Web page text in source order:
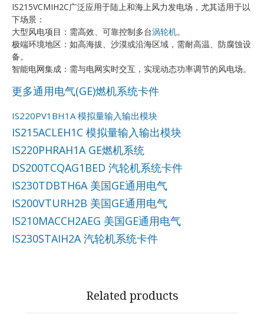
IS215VCMIH2C广泛应用于陆上和海上风力发电场，尤其适用于以
下场景：
大型风电项目：需高效、可靠控制多台涡轮机。
极端环境地区：如高海拔、沙漠或沿海区域，需耐高温、防腐蚀设
备。
智能电网集成：需与电网实时交互，实现动态功率调节的风电场。
更多通用电气(GE)燃机系统卡件
IS220PV1BH1A 模拟量输入输出模块
IS215ACLEH1C 模拟量输入输出模块
IS220PHRAH1A GE燃机系统
DS200TCQAG1BED 汽轮机系统卡件
IS230TDBTH6A 美国GE通用电气
IS200VTURH2B 美国GE通用电气
IS210MACCH2AEG 美国GE通用电气
IS230STAIH2A 汽轮机系统卡件
Related products